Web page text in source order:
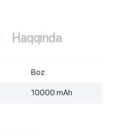
Haqqında
Boz
10000 mAh